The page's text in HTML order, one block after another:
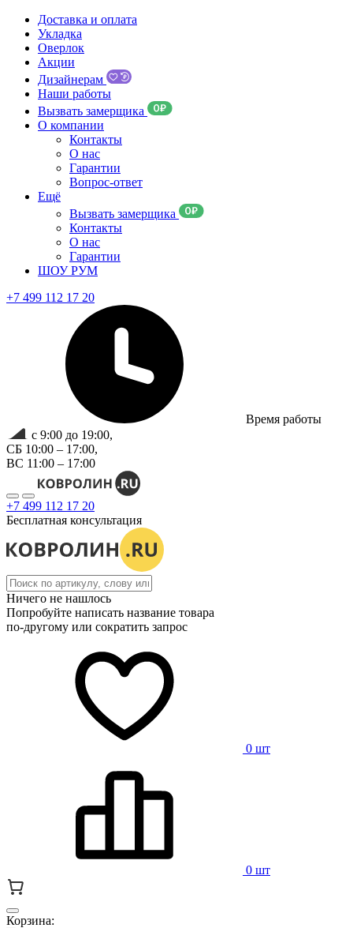
Доставка и оплата
Укладка
Оверлок
Акции
Дизайнерам
Наши работы
Вызвать замерщика
О компании
Контакты
О нас
Гарантии
Вопрос-ответ
Ещё
Вызвать замерщика
Контакты
О нас
Гарантии
ШОУ РУМ
+7 499 112 17 20
Время работы
с 9:00 до 19:00,
СБ 10:00 – 17:00,
ВС 11:00 – 17:00
+7 499 112 17 20
Бесплатная консультация
Ничего не нашлось
Попробуйте написать название товара
по-другому или сократить запрос
0 шт
0 шт
Корзина: